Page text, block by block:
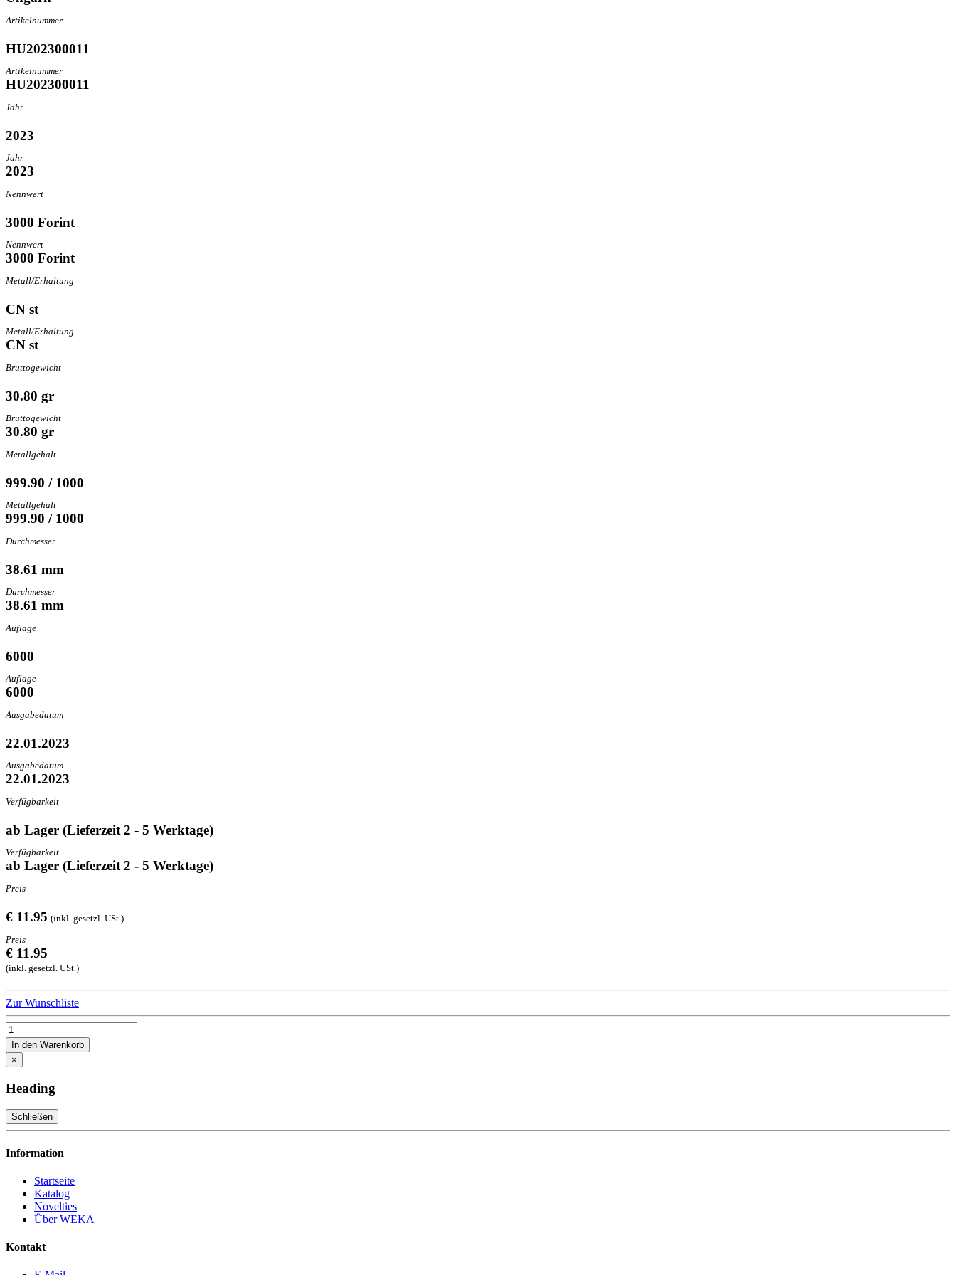
Artikelnummer
HU202300011
Artikelnummer
HU202300011
Jahr
2023
Jahr
2023
Nennwert
3000 Forint
Nennwert
3000 Forint
Metall/Erhaltung
CN st
Metall/Erhaltung
CN st
Bruttogewicht
30.80 gr
Bruttogewicht
30.80 gr
Metallgehalt
999.90 / 1000
Metallgehalt
999.90 / 1000
Durchmesser
38.61 mm
Durchmesser
38.61 mm
Auflage
6000
Auflage
6000
Ausgabedatum
22.01.2023
Ausgabedatum
22.01.2023
Verfügbarkeit
ab Lager (Lieferzeit 2 - 5 Werktage)
Verfügbarkeit
ab Lager (Lieferzeit 2 - 5 Werktage)
Preis
€ 11.95 (inkl. gesetzl. USt.)
Preis
€ 11.95
(inkl. gesetzl. USt.)
Zur Wunschliste
In den Warenkorb
×
Heading
Schließen
Information
Startseite
Katalog
Novelties
Über WEKA
Kontakt